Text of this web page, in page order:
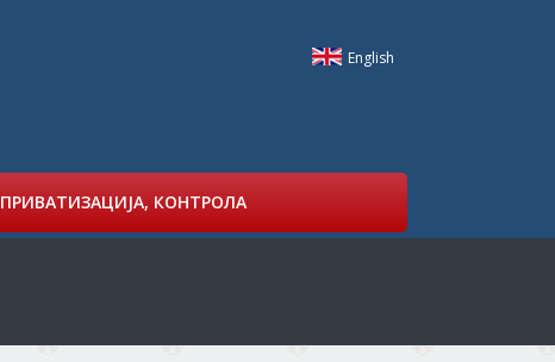
English
ПРИВАТИЗАЦИЈА, КОНТРОЛА